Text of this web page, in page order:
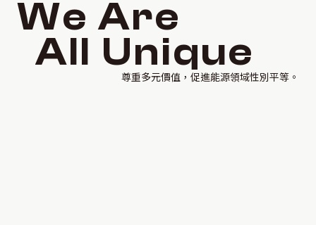
We Are
All Unique
尊重多元價值，促進能源領域性別平等。